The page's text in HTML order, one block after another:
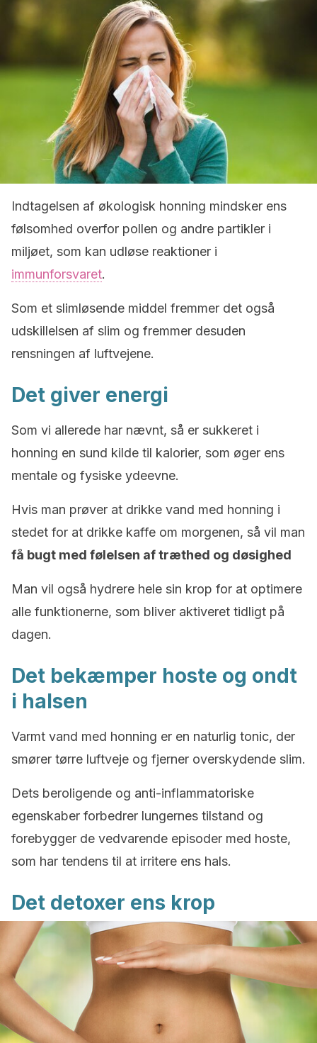
Indtagelsen af økologisk honning mindsker ens
følsomhed overfor pollen og andre partikler i
miljøet, som kan udløse reaktioner i
immunforsvaret.
Som et slimløsende middel fremmer det også
udskillelsen af slim og fremmer desuden
rensningen af luftvejene.
Det giver energi
Som vi allerede har nævnt, så er sukkeret i
honning en sund kilde til kalorier, som øger ens
mentale og fysiske ydeevne.
Hvis man prøver at drikke vand med honning i
stedet for at drikke kaffe om morgenen, så vil man
få bugt med følelsen af træthed og døsighed
Man vil også hydrere hele sin krop for at optimere
alle funktionerne, som bliver aktiveret tidligt på
dagen.
Det bekæmper hoste og ondt
i halsen
Varmt vand med honning er en naturlig tonic, der
smører tørre luftveje og fjerner overskydende slim.
Dets beroligende og anti-inflammatoriske
egenskaber forbedrer lungernes tilstand og
forebygger de vedvarende episoder med hoste,
som har tendens til at irritere ens hals.
Det detoxer ens krop